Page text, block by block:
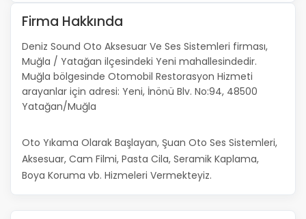
Firma Hakkında
Deniz Sound Oto Aksesuar Ve Ses Sistemleri firması,
Muğla / Yatağan ilçesindeki Yeni mahallesindedir.
Muğla bölgesinde Otomobil Restorasyon Hizmeti
arayanlar için adresi: Yeni, İnönü Blv. No:94, 48500
Yatağan/Muğla
Oto Yıkama Olarak Başlayan, Şuan Oto Ses Sistemleri,
Aksesuar, Cam Filmi, Pasta Cila, Seramik Kaplama,
Boya Koruma vb. Hizmeleri Vermekteyiz.